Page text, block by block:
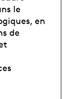
le
en
de